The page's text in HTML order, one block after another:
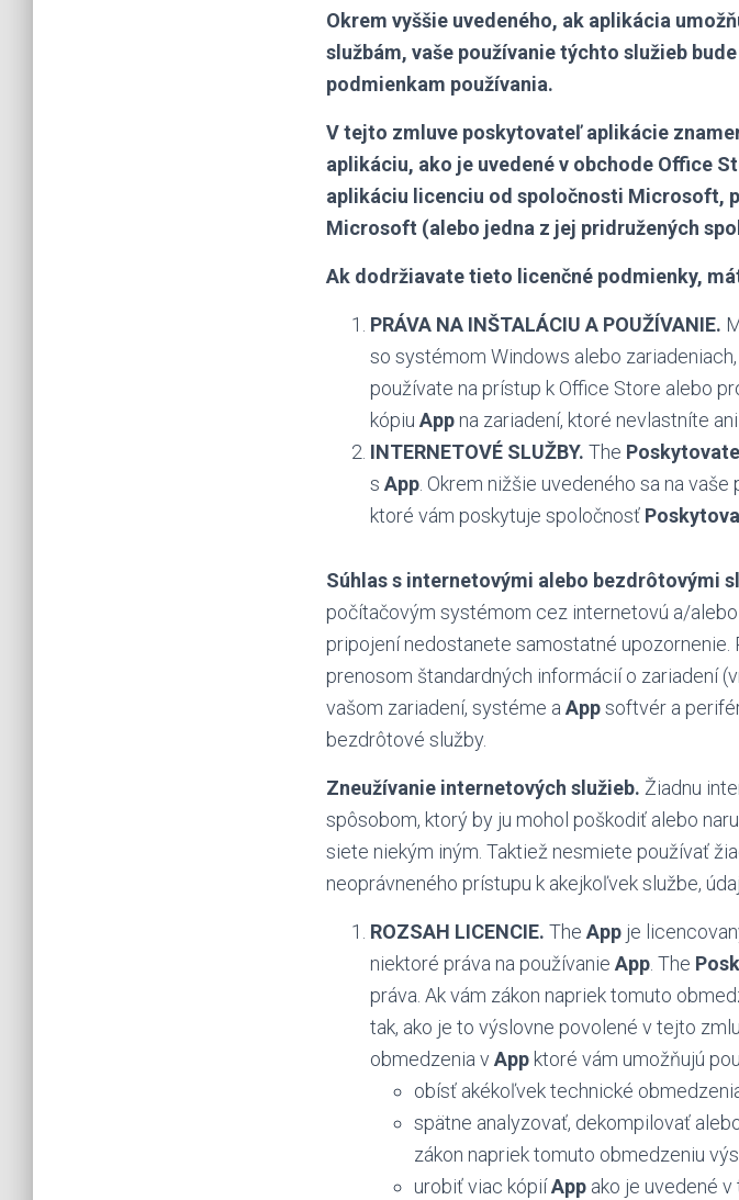
Okrem vyššie uvedeného, ak aplikácia
službám, vaše používanie týchto služieb
podmienkam používania.
V tejto zmluve poskytovateľ aplikácie
aplikáciu, ako je uvedené v obchode Office
aplikáciu licenciu od spoločnosti Microsoft,
Microsoft (alebo jedna z jej pridružených
Ak dodržiavate tieto licenčné podmienky,
PRÁVA NA INŠTALÁCIU A POUŽÍVANIE.
so systémom Windows alebo
používate na prístup k Office Store alebo
kópiu App na zariadení, ktoré nevlastníte
INTERNETOVÉ SLUŽBY. The
s App . Okrem nižšie uvedeného sa na
ktoré vám poskytuje spoločnosť
Súhlas s internetovými alebo bezdrôtovými
počítačovým systémom cez internetovú a/
pripojení nedostanete samostatné upozornenie.
prenosom štandardných informácií o zariadení
vašom zariadení, systéme a Appsoftvér a
bezdrôtové služby.
Zneužívanie internetových služieb. Žiadnu
spôsobom, ktorý by ju mohol poškodiť alebo
siete niekým iným. Taktiež nesmiete používať
neoprávneného prístupu k akejkoľvek službe,
ROZSAH LICENCIE. The App je
niektoré práva na používanie App . The
práva. Ak vám zákon napriek tomuto
tak, ako je to výslovne povolené v tejto
obmedzenia vApp ktoré vám umožňujú
obísť akékoľvek technické
spätne analyzovať, dekompilovať
zákon napriek tomuto obmedzeniu
urobiť viac kópiíApp ako je uvedené